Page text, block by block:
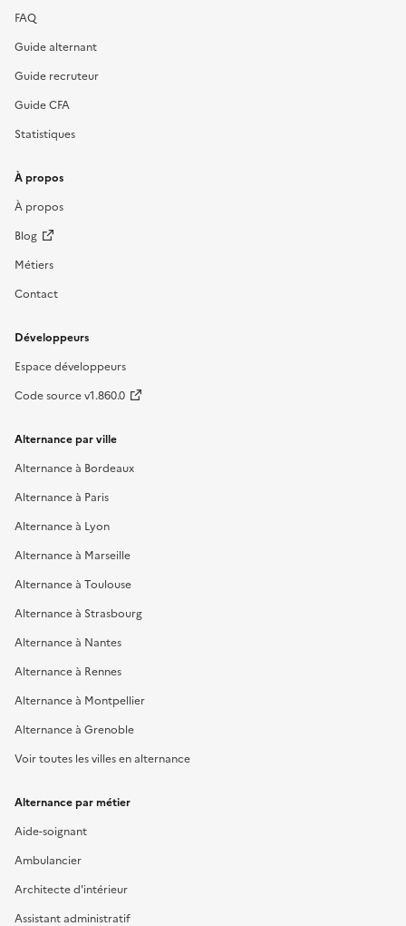
FAQ
Guide alternant
Guide recruteur
Guide CFA
Statistiques
À propos
À propos
Blog
Métiers
Contact
Développeurs
Espace développeurs
Code source v1.860.0
Alternance par ville
Alternance à Bordeaux
Alternance à Paris
Alternance à Lyon
Alternance à Marseille
Alternance à Toulouse
Alternance à Strasbourg
Alternance à Nantes
Alternance à Rennes
Alternance à Montpellier
Alternance à Grenoble
Voir toutes les villes en alternance
Alternance par métier
Aide-soignant
Ambulancier
Architecte d'intérieur
Assistant administratif